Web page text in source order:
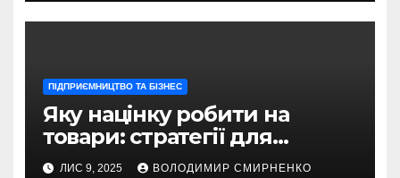
ПІДПРИЄМНИЦТВО ТА БІЗНЕС
Яку націнку робити на
товари: стратегії для
прибуткового бізнесу
ЛИС 9, 2025 ВОЛОДИМИР СМИРНЕНКО